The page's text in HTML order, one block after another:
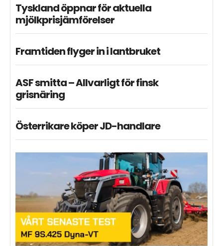
Tyskland öppnar för aktuella
mjölkprisjämförelser
Framtiden flyger in i lantbruket
ASF smitta – Allvarligt för finsk
grisnäring
Österrikare köper JD-handlare